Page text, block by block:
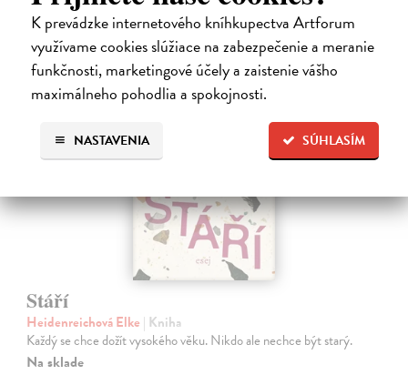
K prevádzke internetového kníhkupectva Artforum
využívame cookies slúžiace na zabezpečenie a meranie
funkčnosti, marketingové účely a zaistenie vášho
maximálneho pohodlia a spokojnosti.
SÚHLASÍM
NASTAVENIA
15,00 € ?
Stáří
Heidenreichová Elke | Kniha
Každý se chce dožít vysokého věku. Nikdo ale nechce být starý.
Na sklade